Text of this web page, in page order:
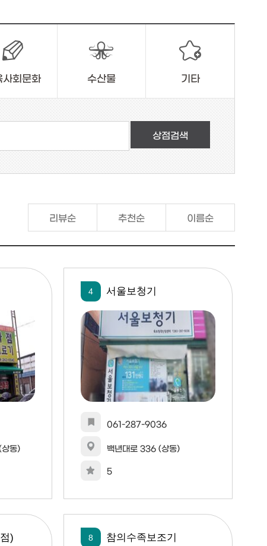
사회문화 수산물 기타
리뷰순 추천순 이름순
동)
4 서울보청기
061-287-9036
백년대로 336 (상동)
5
) 8 참의수족보조기